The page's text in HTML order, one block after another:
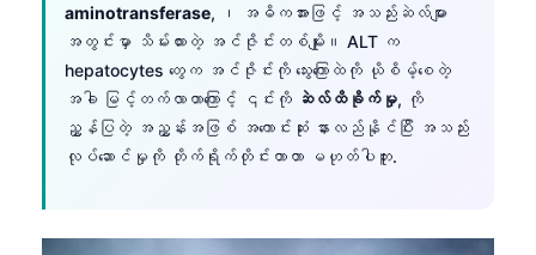
aminotransferase, ၊ အဓိကအားဖြင့် အသည်းဆဲလ်များ
အတွင်းမှာ သိမ်းထားတဲ့ အင်ဇိုင်းတစ်မျိုး။ ALT က
hepatocytes တွေက အင်ဇိုင်းကို သွေးကြောထဲကို ယိုစိမ့်စေတဲ့
အခါ မြင့်တက်လာတာကြောင့် ၎င်းကို ဆဲလ်ထိခိုက်မှု, ကို
ညွှန်ပြတဲ့ အညွှန်းအဖြစ် အကောင်းဆုံး နားလည်နိုင်ပြီး အသည်း
လုပ်ဆောင်မှုကို တိုက်ရိုက်တိုင်းတာတာ မဟုတ်ပါဘူး.